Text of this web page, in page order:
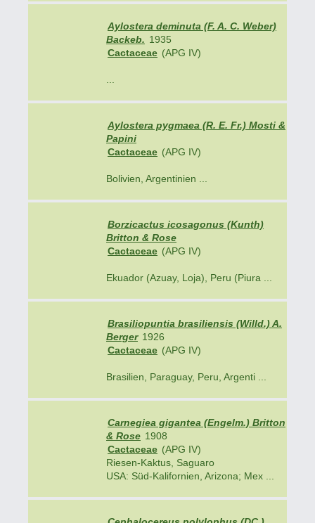
Aylostera deminuta (F. A. C. Weber)
Backeb. 1935
Cactaceae (APG IV)
Aylostera pygmaea (R. E. Fr.) Mosti &
Papini
Cactaceae (APG IV)
Bolivien, Argentinien ...
Borzicactus icosagonus (Kunth)
Britton & Rose
Cactaceae (APG IV)
Ekuador (Azuay, Loja), Peru (Piura ...
Brasiliopuntia brasiliensis (Willd.) A.
Berger 1926
Cactaceae (APG IV)
Brasilien, Paraguay, Peru, Argenti ...
Carnegiea gigantea (Engelm.) Britton
& Rose 1908
Cactaceae (APG IV)
Riesen-Kaktus, Saguaro
USA: Süd-Kalifornien, Arizona; Mex ...